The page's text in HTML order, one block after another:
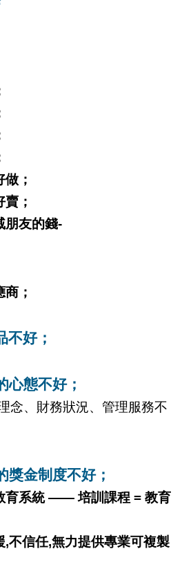
；
；
朋友的錢-
；
不好；
心態不好；
念、財務狀況、管理服務不
獎金制度不好；
育系統 —— 培訓課程 = 教育
,不信任,無力提供專業可複製